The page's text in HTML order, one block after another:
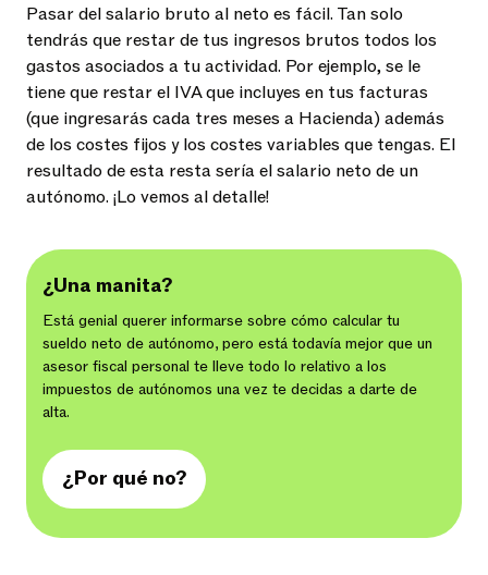
Pasar del salario bruto al neto es fácil. Tan solo
tendrás que restar de tus ingresos brutos todos los
gastos asociados a tu actividad. Por ejemplo, se le
tiene que restar el IVA que incluyes en tus facturas
(que ingresarás cada tres meses a Hacienda) además
de los costes fijos y los costes variables que tengas. El
resultado de esta resta sería el salario neto de un
autónomo. ¡Lo vemos al detalle!
¿Una manita?
Está genial querer informarse sobre cómo calcular tu
sueldo neto de autónomo, pero está todavía mejor que un
asesor fiscal personal te lleve todo lo relativo a los
impuestos de autónomos una vez te decidas a darte de
alta.
¿Por qué no?